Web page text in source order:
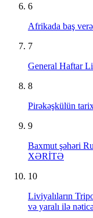
6
Afrikada baş
7
General Haftar
8
Pirəkəşkülün
9
Baxmut şəhəri
XƏRİTƏ
10
Liviyalıların
və yaralı ilə